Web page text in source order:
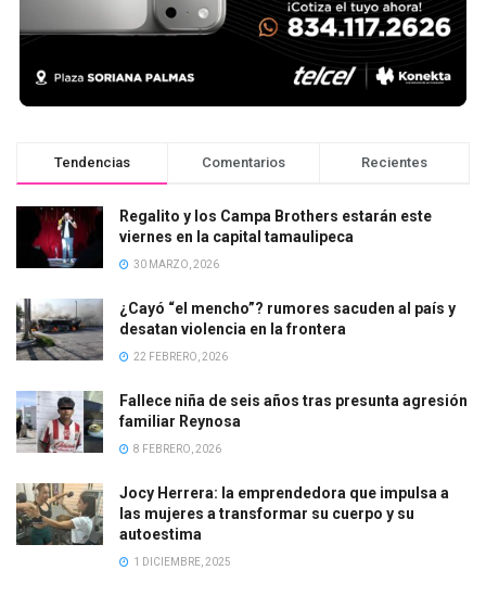
Tendencias Comentarios Recientes
Regalito y los Campa Brothers estarán este
viernes en la capital tamaulipeca
30 MARZO, 2026
¿Cayó “el mencho”? rumores sacuden al país y
desatan violencia en la frontera
22 FEBRERO, 2026
Fallece niña de seis años tras presunta agresión
familiar Reynosa
8 FEBRERO, 2026
Jocy Herrera: la emprendedora que impulsa a
las mujeres a transformar su cuerpo y su
autoestima
1 DICIEMBRE, 2025